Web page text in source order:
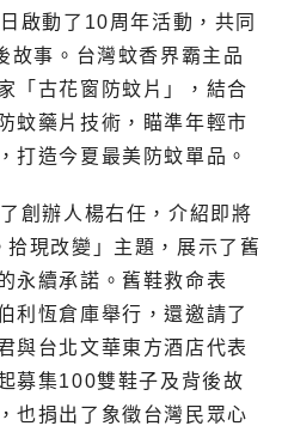
啟動了10周年活動，共同
故事。台灣蚊香界霸主品
「古花窗防蚊片」，結合
蚊藥片技術，瞄準年輕市
打造今夏最美防蚊單品。
創辦人楊右任，介紹即將
現改變」主題，展示了舊
永續承諾。舊鞋救命表
利恆倉庫舉行，還邀請了
與台北文華東方酒店代表
募集100雙鞋子及背後故
也捐出了象徵台灣民眾心